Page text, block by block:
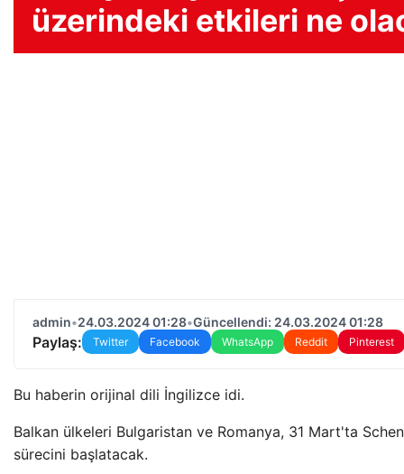
üzerindeki etkileri ne
admin•24.03.2024 01:28•Güncellendi: 24.03.2024 01:28
Paylaş: Twitter Facebook WhatsApp Reddit Pinterest
Bu haberin orijinal dili İngilizce idi.
Balkan ülkeleri Bulgaristan ve Romanya, 31 Mart'ta
sürecini başlatacak.